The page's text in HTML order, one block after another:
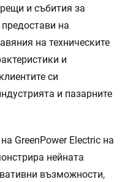
и събития за
на
на техническите
и
си
и пазарните
GreenPower Electric на
нейната
възможности,